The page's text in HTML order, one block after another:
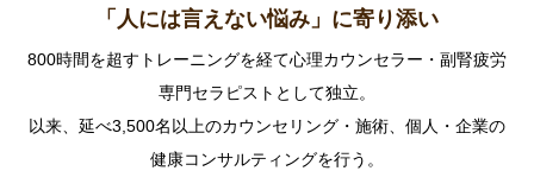
「人には言えない悩み」に寄り添い
800時間を超すトレーニングを経て心理カウンセラー・副腎疲労
専門セラピストとして独立。
以来、延べ3,500名以上のカウンセリング・施術、個人・企業の
健康コンサルティングを行う。